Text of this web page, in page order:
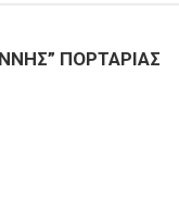
ΠΟΡΤΑΡΙΑΣ